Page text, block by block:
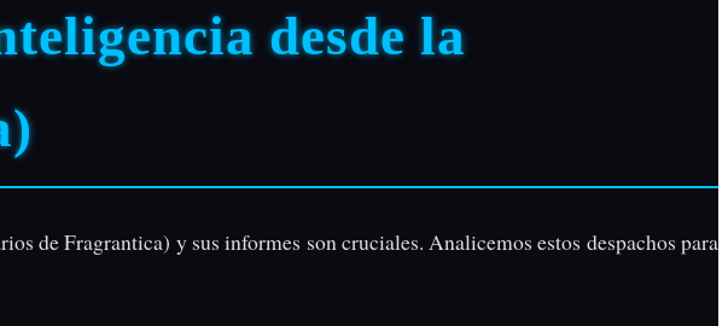
desde la
de Fragrantica) y sus informes son cruciales. Analicemos estos despachos para